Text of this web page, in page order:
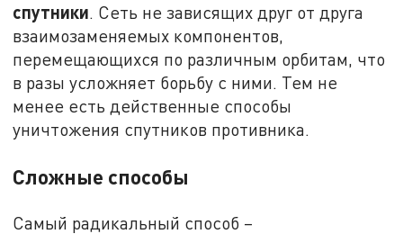
спутники. Сеть не зависящих друг от друга
взаимозаменяемых компонентов,
перемещающихся по различным орбитам, что
в разы усложняет борьбу с ними. Тем не
менее есть действенные способы
уничтожения спутников противника.
Сложные способы
Самый радикальный способ –